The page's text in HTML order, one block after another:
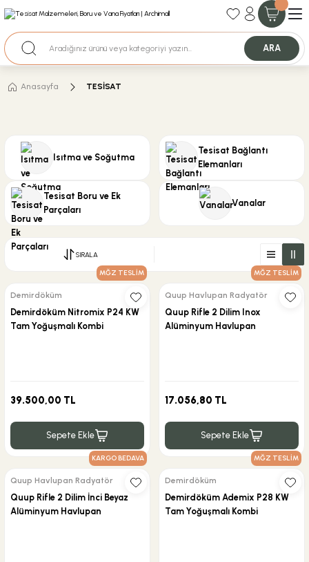
35+ Yıllık Tecrübe
Nakit Ödemeli Özel Fiyatlar için Bizden Teklif Alabilirsiniz.
ARA
Anasayfa TESİSAT
Isıtma ve Soğutma
Tesisat Bağlantı
Elemanları
Tesisat Boru ve Ek
Parçaları
Vanalar
SIRALA
MĞZ TESLİM
Demirdöküm
Demirdöküm Nitromix P24 KW
Tam Yoğuşmalı Kombi
39.500,00 TL
Sepete Ekle
MĞZ TESLİM
Quup Havlupan Radyatör
Quup Rifle 2 Dilim Inox
Alüminyum Havlupan
17.056,80 TL
Sepete Ekle
KARGO BEDAVA
Quup Havlupan Radyatör
Quup Rifle 2 Dilim İnci Beyaz
Alüminyum Havlupan
MĞZ TESLİM
Demirdöküm
Demirdöküm Ademix P28 KW
Tam Yoğuşmalı Kombi